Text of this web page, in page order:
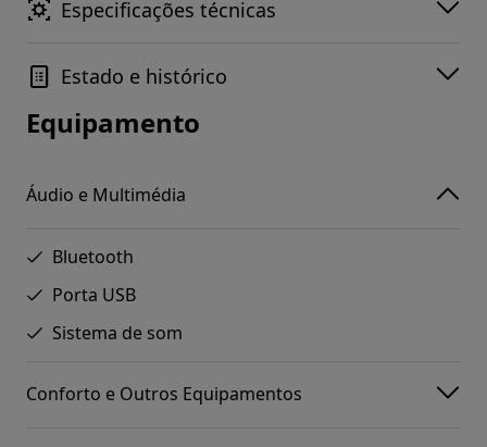
Especificações técnicas
Estado e histórico
Equipamento
Áudio e Multimédia
Bluetooth
Porta USB
Sistema de som
Conforto e Outros Equipamentos